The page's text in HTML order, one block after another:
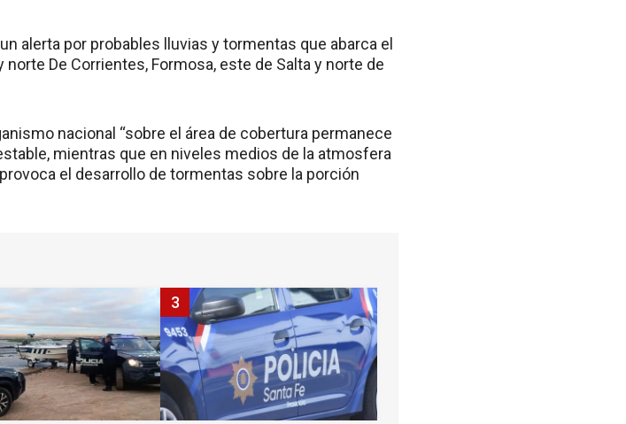
alerta por probables lluvias y tormentas que abarca el
De Corrientes, Formosa, este de Salta y norte de
nacional “sobre el área de cobertura permanece
mientras que en niveles medios de la atmosfera
el desarrollo de tormentas sobre la porción
3